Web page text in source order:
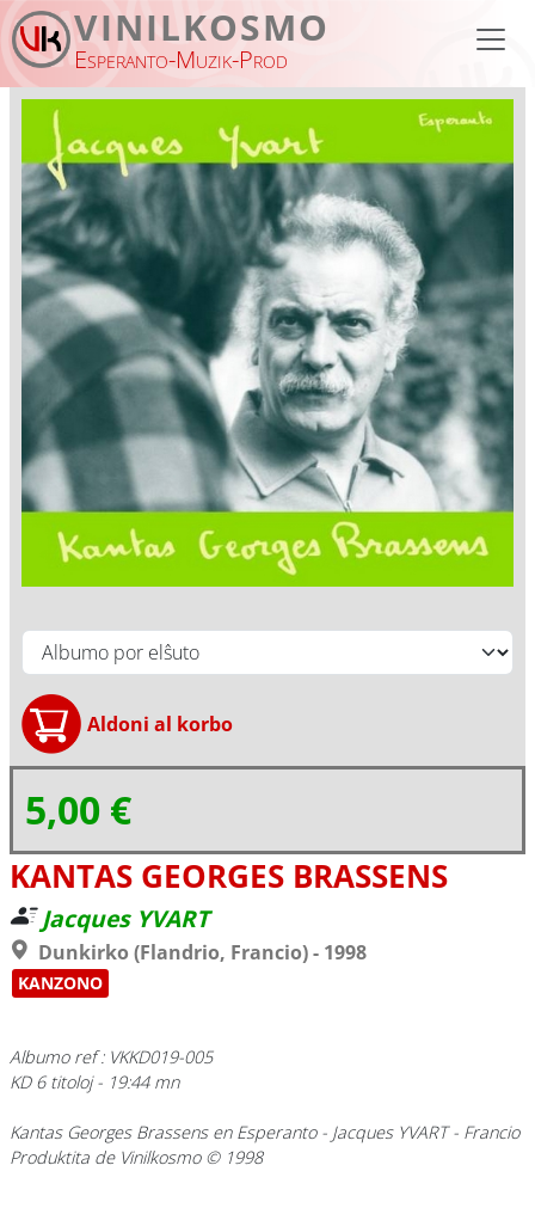
Skip to main content
VINILKOSMO
Esperanto-Muzik-Prod
5,00 €
KANTAS GEORGES BRASSENS
Jacques YVART
Dunkirko (Flandrio, Francio) - 1998
KANZONO
Albumo ref : VKKD019-005
KD 6 titoloj - 19:44 mn
Kantas Georges Brassens en Esperanto- Jacques YVART - Francio
Produktita de Vinilkosmo © 1998